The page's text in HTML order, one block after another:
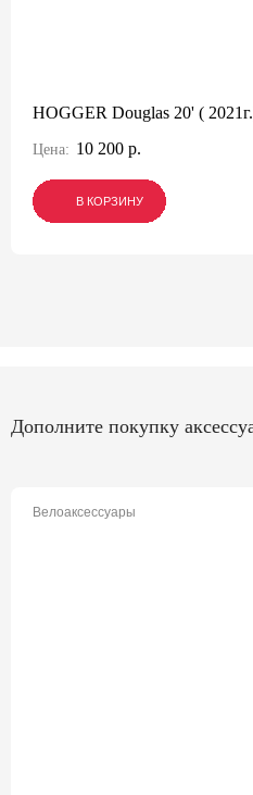
HOGGER Douglas 20' (
Цена: 10 200 р.
В КОРЗИНУ
В КОРЗИНУ
В КОРЗИНУ
Дополните покупку
Велоаксессуары